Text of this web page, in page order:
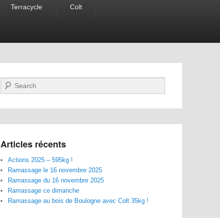
Terracycle Colt
Recherche
Articles récents
Actions 2025 – 595kg !
Ramassage le 16 novembre 2025
Ramassage du 16 novembre 2025
Ramassage ce dimanche
Ramassage au bois de Boulogne avec Colt 35kg !